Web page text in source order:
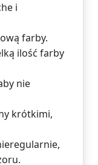
i
farby.
ilość farby
nie
krótkimi,